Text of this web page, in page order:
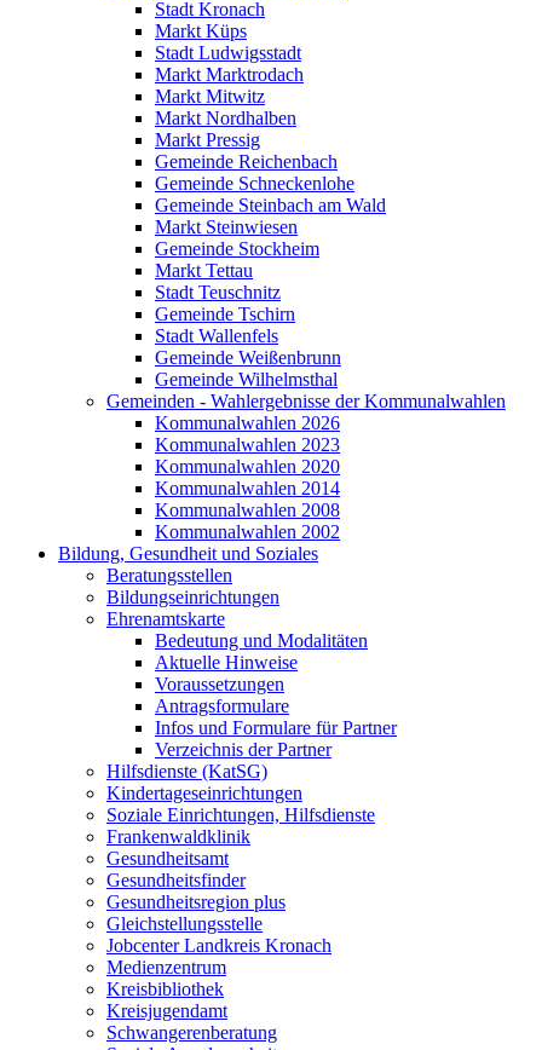
Stadt Kronach
Markt Küps
Stadt Ludwigsstadt
Markt Marktrodach
Markt Mitwitz
Markt Nordhalben
Markt Pressig
Gemeinde Reichenbach
Gemeinde Schneckenlohe
Gemeinde Steinbach am Wald
Markt Steinwiesen
Gemeinde Stockheim
Markt Tettau
Stadt Teuschnitz
Gemeinde Tschirn
Stadt Wallenfels
Gemeinde Weißenbrunn
Gemeinde Wilhelmsthal
Gemeinden - Wahlergebnisse der Kommunalwahlen
Kommunalwahlen 2026
Kommunalwahlen 2023
Kommunalwahlen 2020
Kommunalwahlen 2014
Kommunalwahlen 2008
Kommunalwahlen 2002
Bildung, Gesundheit und Soziales
Beratungsstellen
Bildungseinrichtungen
Ehrenamtskarte
Bedeutung und Modalitäten
Aktuelle Hinweise
Voraussetzungen
Antragsformulare
Infos und Formulare für Partner
Verzeichnis der Partner
Hilfsdienste (KatSG)
Kindertageseinrichtungen
Soziale Einrichtungen, Hilfsdienste
Frankenwaldklinik
Gesundheitsamt
Gesundheitsfinder
Gesundheitsregion plus
Gleichstellungsstelle
Jobcenter Landkreis Kronach
Medienzentrum
Kreisbibliothek
Kreisjugendamt
Schwangerenberatung